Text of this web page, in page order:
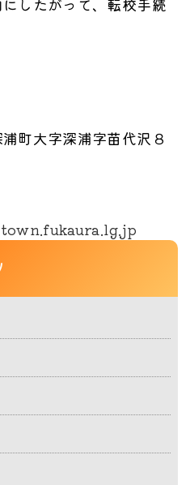
町大字深浦字苗代沢８